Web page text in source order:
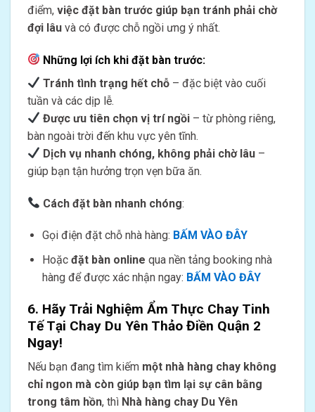
điểm, việc đặt bàn trước giúp bạn tránh phải chờ
đợi lâu và có được chỗ ngồi ưng ý nhất.
Những lợi ích khi đặt bàn trước:
Tránh tình trạng hết chỗ – đặc biệt vào cuối
tuần và các dịp lễ.
Được ưu tiên chọn vị trí ngồi – từ phòng riêng,
bàn ngoài trời đến khu vực yên tĩnh.
Dịch vụ nhanh chóng, không phải chờ lâu –
giúp bạn tận hưởng trọn vẹn bữa ăn.
Cách đặt bàn nhanh chóng:
Gọi điện đặt chỗ nhà hàng: BẤM VÀO ĐÂY
Hoặc đặt bàn online qua nền tảng booking nhà
hàng để được xác nhận ngay: BẤM VÀO ĐÂY
6. Hãy Trải Nghiệm Ẩm Thực Chay Tinh
Tế Tại Chay Du Yên Thảo Điền Quận 2
Ngay!
Nếu bạn đang tìm kiếm một nhà hàng chay không
chỉ ngon mà còn giúp bạn tìm lại sự cân bằng
trong tâm hồn, thì Nhà hàng chay Du Yên